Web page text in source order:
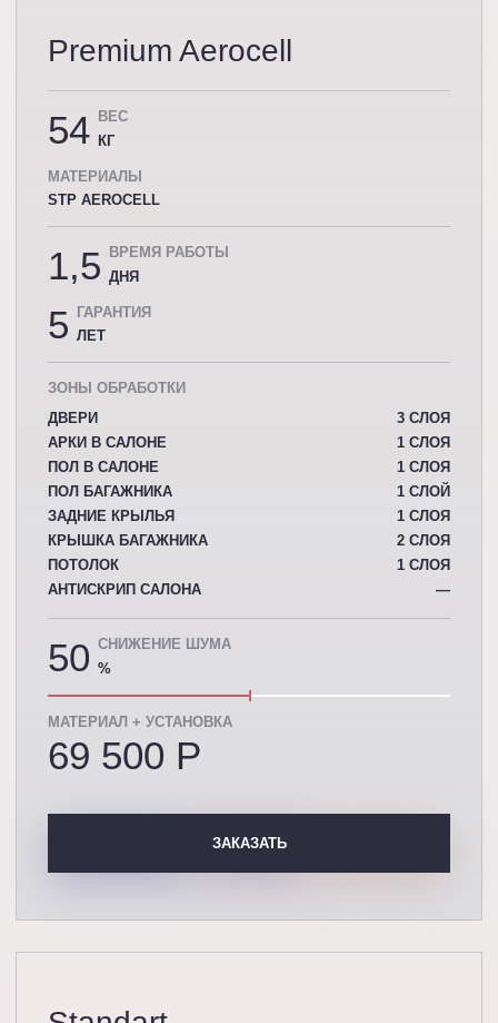
Premium Aerocell
54
ВЕС
КГ
МАТЕРИАЛЫ
STP AEROCELL
1,5
ВРЕМЯ РАБОТЫ
ДНЯ
5
ГАРАНТИЯ
ЛЕТ
ЗОНЫ ОБРАБОТКИ
ДВЕРИ
3 СЛОЯ
АРКИ В САЛОНЕ
1 СЛОЯ
ПОЛ В САЛОНЕ
1 СЛОЯ
ПОЛ БАГАЖНИКА
1 СЛОЙ
ЗАДНИЕ КРЫЛЬЯ
1 СЛОЯ
КРЫШКА БАГАЖНИКА
2 СЛОЯ
ПОТОЛОК
1 СЛОЯ
АНТИСКРИП САЛОНА
—
50 СНИЖЕНИЕ ШУМА
%
МАТЕРИАЛ + УСТАНОВКА
69 500 P
ЗАКАЗАТЬ